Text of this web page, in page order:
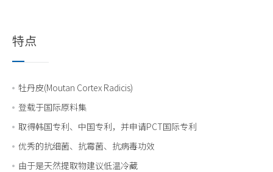
特点
牡丹皮(Moutan Cortex Radicis)
登载于国际原料集
取得韩国专利、中国专利，并申请PCT国际专利
优秀的抗细菌、抗霉菌、抗病毒功效
由于是天然提取物建议低温冷藏